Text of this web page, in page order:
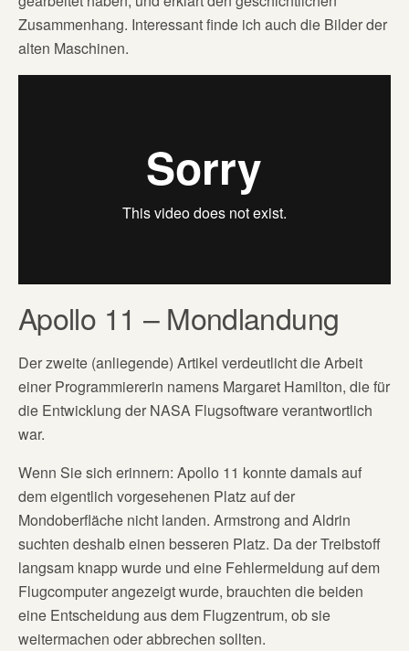
Zusammenhang. Interessant finde ich auch die Bilder der
alten Maschinen.
Apollo 11 – Mondlandung
Der zweite (anliegende) Artikel verdeutlicht die Arbeit
einer Programmiererin namens Margaret Hamilton, die für
die Entwicklung der NASA Flugsoftware verantwortlich
war.
Wenn Sie sich erinnern: Apollo 11 konnte damals auf
dem eigentlich vorgesehenen Platz auf der
Mondoberfläche nicht landen. Armstrong and Aldrin
suchten deshalb einen besseren Platz. Da der Treibstoff
langsam knapp wurde und eine Fehlermeldung auf dem
Flugcomputer angezeigt wurde, brauchten die beiden
eine Entscheidung aus dem Flugzentrum, ob sie
weitermachen oder abbrechen sollten.